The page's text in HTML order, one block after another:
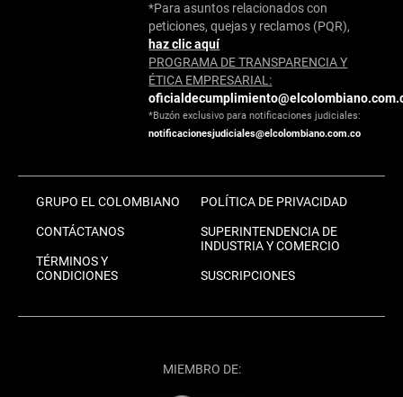
*Para asuntos relacionados con
peticiones, quejas y reclamos (PQR),
haz clic aquí
PROGRAMA DE TRANSPARENCIA Y
ÉTICA EMPRESARIAL:
*Buzón exclusivo para notificaciones judiciales:
notificacionesjudiciales@elcolombiano.com.co
GRUPO EL COLOMBIANO
CONTÁCTANOS
TÉRMINOS Y
CONDICIONES
POLÍTICA DE PRIVACIDAD
SUPERINTENDENCIA DE
INDUSTRIA Y COMERCIO
SUSCRIPCIONES
MIEMBRO DE: